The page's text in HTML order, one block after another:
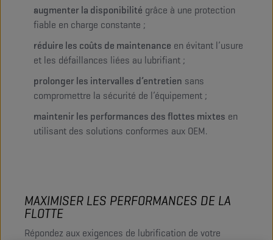
augmenter la disponibilité grâce à une protection
fiable en charge constante ;
réduire les coûts de maintenance en évitant l’usure
et les défaillances liées au lubrifiant ;
prolonger les intervalles d’entretien sans
compromettre la sécurité de l’équipement ;
maintenir les performances des flottes mixtes en
utilisant des solutions conformes aux OEM.
MAXIMISER LES PERFORMANCES DE LA
FLOTTE
Répondez aux exigences de lubrification de votre